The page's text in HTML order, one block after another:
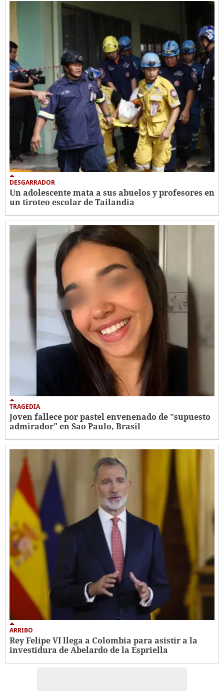
DESGARRADOR
Un adolescente mata a sus abuelos y profesores en
un tiroteo escolar de Tailandia
TRAGEDIA
Joven fallece por pastel envenenado de "supuesto
admirador" en Sao Paulo, Brasil
ARRIBO
Rey Felipe VI llega a Colombia para asistir a la
investidura de Abelardo de la Espriella